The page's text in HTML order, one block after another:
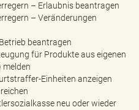
– Erlaubnis beantragen
– Veränderungen
beantragen
für Produkte aus eigenen
melden
Einheiten anzeigen
neu oder wieder